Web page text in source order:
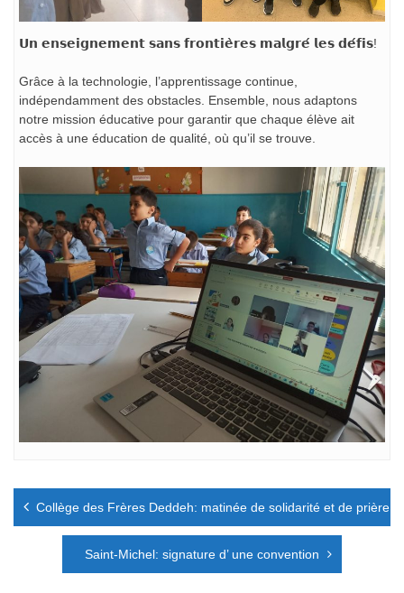
𝗨𝗻 𝗲𝗻𝘀𝗲𝗶𝗴𝗻𝗲𝗺𝗲𝗻𝘁 𝘀𝗮𝗻𝘀 𝗳𝗿𝗼𝗻𝘁𝗶𝗲̀𝗿𝗲𝘀 𝗺𝗮𝗹𝗴𝗿𝗲́ 𝗹𝗲𝘀 𝗱𝗲́𝗳𝗶𝘀!
Grâce à la technologie, l’apprentissage continue,
indépendamment des obstacles. Ensemble, nous adaptons
notre mission éducative pour garantir que chaque élève ait
accès à une éducation de qualité, où qu’il se trouve.
Navigation
Collège des Frères Deddeh: matinée de solidarité et de prière.
Saint-Michel: signature d’ une convention